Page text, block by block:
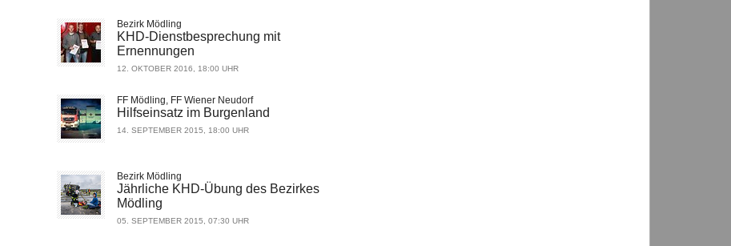
Bezirk Mödling
KHD-Dienstbesprechung mit
Ernennungen
12. OKTOBER 2016, 18:00 UHR
FF Mödling, FF Wiener Neudorf
Hilfseinsatz im Burgenland
14. SEPTEMBER 2015, 18:00 UHR
Bezirk Mödling
Jährliche KHD-Übung des Bezirkes
Mödling
05. SEPTEMBER 2015, 07:30 UHR